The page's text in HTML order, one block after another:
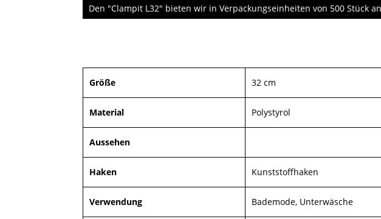
Den "Clampit L32" bieten wir in Verpackungseinheiten von 500 Stück
Größe 32 cm
Material Polystyrol
Aussehen
Haken Kunststoffhaken
Verwendung Bademode, Unterwäsche